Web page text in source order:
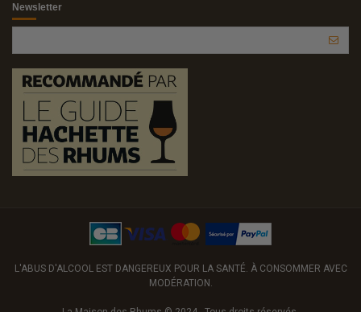
Newsletter
L'ABUS D'ALCOOL EST DANGEREUX POUR LA SANTÉ. À CONSOMMER AVEC
MODÉRATION.